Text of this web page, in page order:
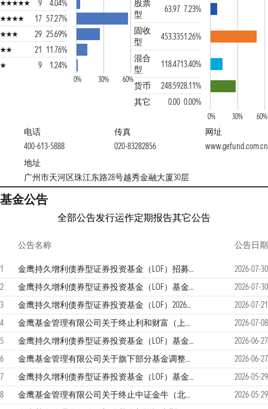
9
4.04%
17 57.27%
29 25.69%
21 11.76%
9
1.24%
0% 30% 60%
股票
型
63.97 7.23%
固收
型
453.3351.26%
混合
型
118.4713.40%
货币
248.5928.11%
其它
0.00 0.00%
0% 30% 60%
电话
400-613-5888
传真
020-83282856
网址
www.gefund.com.cn
地址
广州市天河区珠江东路28号越秀金融大厦30层
基金公告
全部公告发行运作定期报告其它公告
公告名称 公告日期
1 金鹰持久增利债券型证券投资基金（LOF）招募说明书更新
2026-07-30
2
金鹰持久增利债券型证券投资基金（LOF）基金产品资料概要更新
2026-07-30
3
金鹰持久增利债券型证券投资基金（LOF）2026年第二季度报告
2026-07-21
4
金鹰基金管理有限公司关于终止利和财富（上海）基金销售有限公司办理本公司旗下基金销售业务的公告
2026-07-08
5
金鹰持久增利债券型证券投资基金（LOF）基金合同更新
2026-06-27
6
金鹰基金管理有限公司关于旗下部分基金调整业绩比较基准并修订基金合同等法律文件的公告
2026-06-27
7
金鹰持久增利债券型证券投资基金（LOF）基金产品资料概要更新
2026-05-29
8
金鹰基金管理有限公司关于终止中证金牛（北京）基金销售有限公司办理本公司旗下基金销售业务的公告
2026-05-29